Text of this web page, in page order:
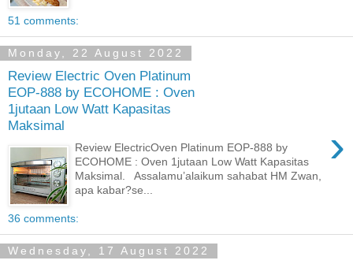
51 comments:
Monday, 22 August 2022
Review Electric Oven Platinum
EOP-888 by ECOHOME : Oven
1jutaan Low Watt Kapasitas
Maksimal
›
Review ElectricOven Platinum EOP-888 by
ECOHOME : Oven 1jutaan Low Watt Kapasitas
Maksimal. Assalamu’alaikum sahabat HM Zwan,
apa kabar?se...
36 comments:
Wednesday, 17 August 2022